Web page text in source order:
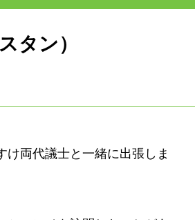
タン）
両代議士と一緒に出張しま